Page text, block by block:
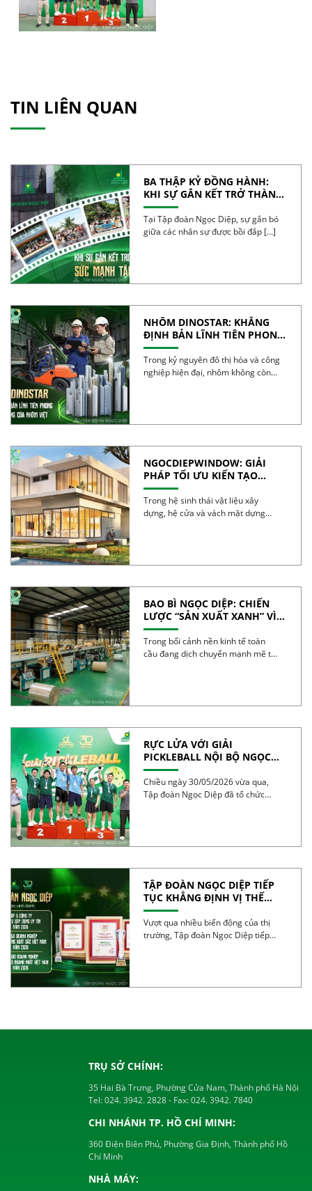
TIN LIÊN QUAN
BA THẬP KỶ ĐỒNG HÀNH:
KHI SỰ GẮN KẾT TRỞ THÀNH
SỨC MẠNH TẬP THỂ
Tại Tập đoàn Ngọc Diệp, sự gắn bó
giữa các nhân sự được bồi đắp […]
NHÔM DINOSTAR: KHẲNG
ĐỊNH BẢN LĨNH TIÊN PHONG
VÀ CHẤT LƯỢNG CỦA NHÔM
VIỆT
Trong kỷ nguyên đô thị hóa và công
nghiệp hiện đại, nhôm không còn
NGOCDIEPWINDOW: GIẢI
PHÁP TỐI ƯU KIẾN TẠO
CÔNG TRÌNH XANH
Trong hệ sinh thái vật liệu xây
dựng, hệ cửa và vách mặt dựng
BAO BÌ NGỌC DIỆP: CHIẾN
LƯỢC “SẢN XUẤT XANH” VÌ
TƯƠNG LAI BỀN VỮNG
Trong bối cảnh nền kinh tế toàn
cầu đang dịch chuyển mạnh mẽ từ
RỰC LỬA VỚI GIẢI
PICKLEBALL NỘI BỘ NGỌC
DIỆP 2026 – BÙNG NỔ TINH
THẦN 30 NĂM
Chiều ngày 30/05/2026 vừa qua,
Tập đoàn Ngọc Diệp đã tổ chức
TẬP ĐOÀN NGỌC DIỆP TIẾP
TỤC KHẲNG ĐỊNH VỊ THẾ
TRONG TOP 50 DOANH
NGHIỆP TĂNG TRƯỞNG XUẤT
SẮC VIỆT NAM 2026
Vượt qua nhiều biến động của thị
trường, Tập đoàn Ngọc Diệp tiếp
TRỤ SỞ CHÍNH:
35 Hai Bà Trưng, Phường Cửa Nam, Thành phố Hà Nội
Tel:024. 3942. 2828- Fax:024. 3942. 7840
CHI NHÁNH TP. HỒ CHÍ MINH:
360 Điện Biên Phủ, Phường Gia Định, Thành phố Hồ
Chí Minh
NHÀ MÁY: